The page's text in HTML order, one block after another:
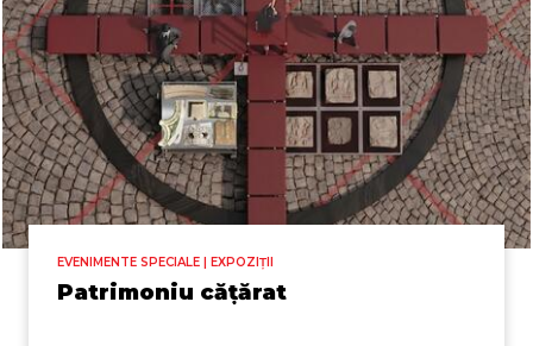
EVENIMENTE SPECIALE | EXPOZIȚII
Patrimoniu cățărat